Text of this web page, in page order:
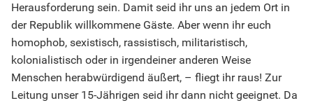
Herausforderung sein. Damit seid ihr uns an jedem Ort in
der Republik willkommene Gäste. Aber wenn ihr euch
homophob, sexistisch, rassistisch, militaristisch,
kolonialistisch oder in irgendeiner anderen Weise
Menschen herabwürdigend äußert, – fliegt ihr raus! Zur
Leitung unser 15-Jährigen seid ihr dann nicht geeignet. Da